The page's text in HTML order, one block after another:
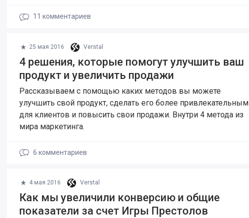
11 комментариев
25 мая 2016 Verstal
4 решения, которые помогут улучшить ваш
продукт и увеличить продажи
Рассказываем с помощью каких методов вы можете
улучшить свой продукт, сделать его более привлекательным
для клиентов и повысить свои продажи. Внутри 4 метода из
мира маркетинга.
6 комментариев
4 мая 2016 Verstal
Как мы увеличили конверсию и общие
показатели за счет Игры Престолов